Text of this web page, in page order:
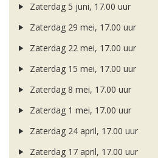
Zaterdag 5 juni, 17.00 uur
Zaterdag 29 mei, 17.00 uur
Zaterdag 22 mei, 17.00 uur
Zaterdag 15 mei, 17.00 uur
Zaterdag 8 mei, 17.00 uur
Zaterdag 1 mei, 17.00 uur
Zaterdag 24 april, 17.00 uur
Zaterdag 17 april, 17.00 uur